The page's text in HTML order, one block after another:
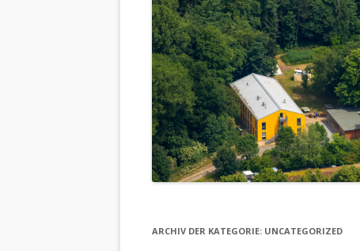
DIE ÖKOLOGIESTATION – FAST
900 JAHRE VORGESCHICHTE
ARCHIV DER KATEGORIE: UNCATEGORIZED